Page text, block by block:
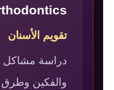
تقويم الأسنان
دراسة مشاكل
والفكين وطرق